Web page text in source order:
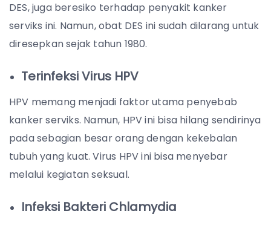
DES, juga beresiko terhadap penyakit kanker
serviks ini. Namun, obat DES ini sudah dilarang untuk
diresepkan sejak tahun 1980.
Terinfeksi Virus HPV
HPV memang menjadi faktor utama penyebab
kanker serviks. Namun, HPV ini bisa hilang sendirinya
pada sebagian besar orang dengan kekebalan
tubuh yang kuat. Virus HPV ini bisa menyebar
melalui kegiatan seksual.
Infeksi Bakteri Chlamydia